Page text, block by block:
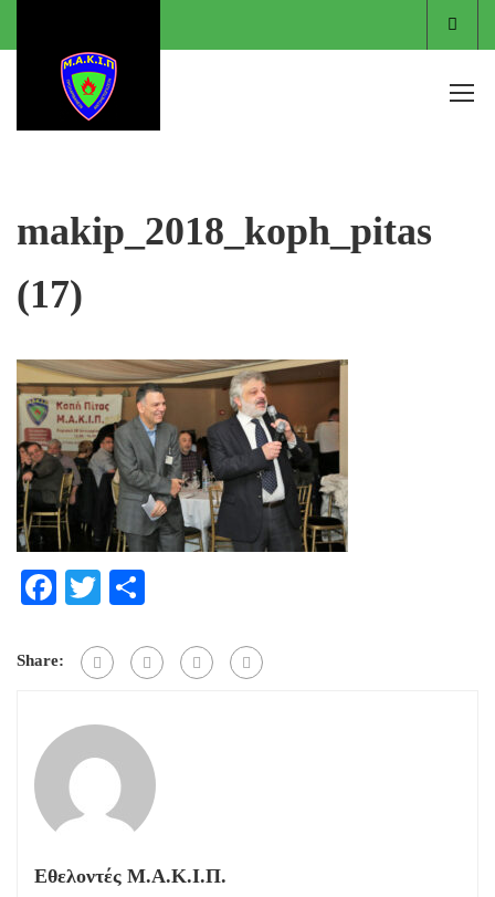
makip_2018_koph_pitas
(17)
Facebook
Twitter
Share:
Εθελοντές Μ.Α.Κ.Ι.Π.